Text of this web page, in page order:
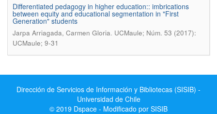
Differentiated pedagogy in higher education:: imbrications
between equity and educational segmentation in "First
Generation" students
Jarpa Arriagada, Carmen Gloria. UCMaule; Núm. 53 (2017):
UCMaule; 9-31
Dirección de Servicios de Información y Bibliotecas (SISIB) -
Universidad de Chile
© 2019 Dspace - Modificado por SISIB